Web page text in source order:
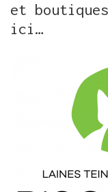
et
ici…